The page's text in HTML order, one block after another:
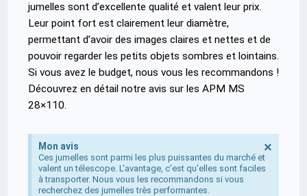
jumelles sont d’excellente qualité et valent leur prix.
Leur point fort est clairement leur diamètre,
permettant d’avoir des images claires et nettes et de
pouvoir regarder les petits objets sombres et lointains.
Si vous avez le budget, nous vous les recommandons !
Découvrez en détail notre avis sur les APM MS
28×110.
Mon avis
Ces jumelles sont parmi les plus puissantes du marché et
valent un télescope. L’avantage, c’est qu’elles sont faciles
à transporter. Nous vous les recommandons si vous
recherchez des jumelles très performantes.
×